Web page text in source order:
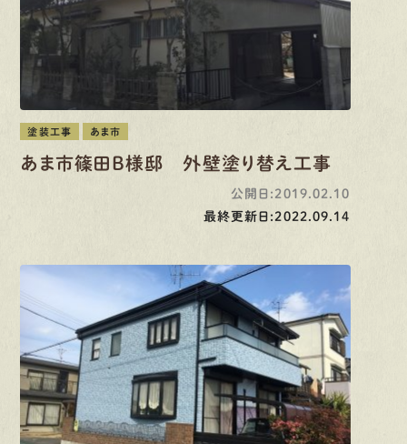
塗装工事 あま市
あま市篠田B様邸 外壁塗り替え工事
公開日:2019.02.10
最終更新日:2022.09.14